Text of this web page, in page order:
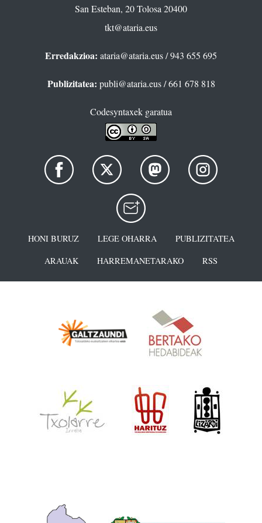
San Esteban, 20 Tolosa 20400
tkt@ataria.eus
Erredakzioa: ataria@ataria.eus/ 943 655 695
Publizitatea: publi@ataria.eus/ 661 678 818
Codesyntaxek garatua
HONI BURUZ LEGE OHARRA
PUBLIZITATEA
ARAUAK
HARREMANETARAKO RSS